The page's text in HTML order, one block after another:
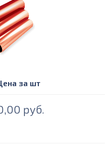
за шт
руб.